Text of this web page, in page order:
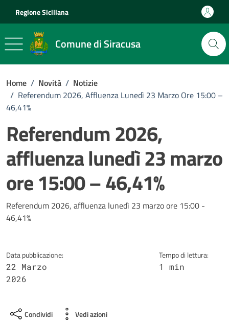
Regione Siciliana
Comune di Siracusa
Home / Novità / Notizie
/ Referendum 2026, Affluenza Lunedì 23 Marzo Ore 15:00 –
46,41%
Referendum 2026,
affluenza lunedì 23 marzo
ore 15:00 – 46,41%
Dettagli della notizia
Referendum 2026, affluenza lunedì 23 marzo ore 15:00 -
46,41%
Data pubblicazione:
22 Marzo
2026
Tempo di lettura:
1 min
Condividi Vedi azioni